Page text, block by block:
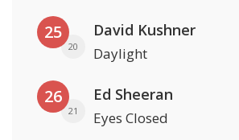
25
20
David Kushner
Daylight
26
21
Ed Sheeran
Eyes Closed